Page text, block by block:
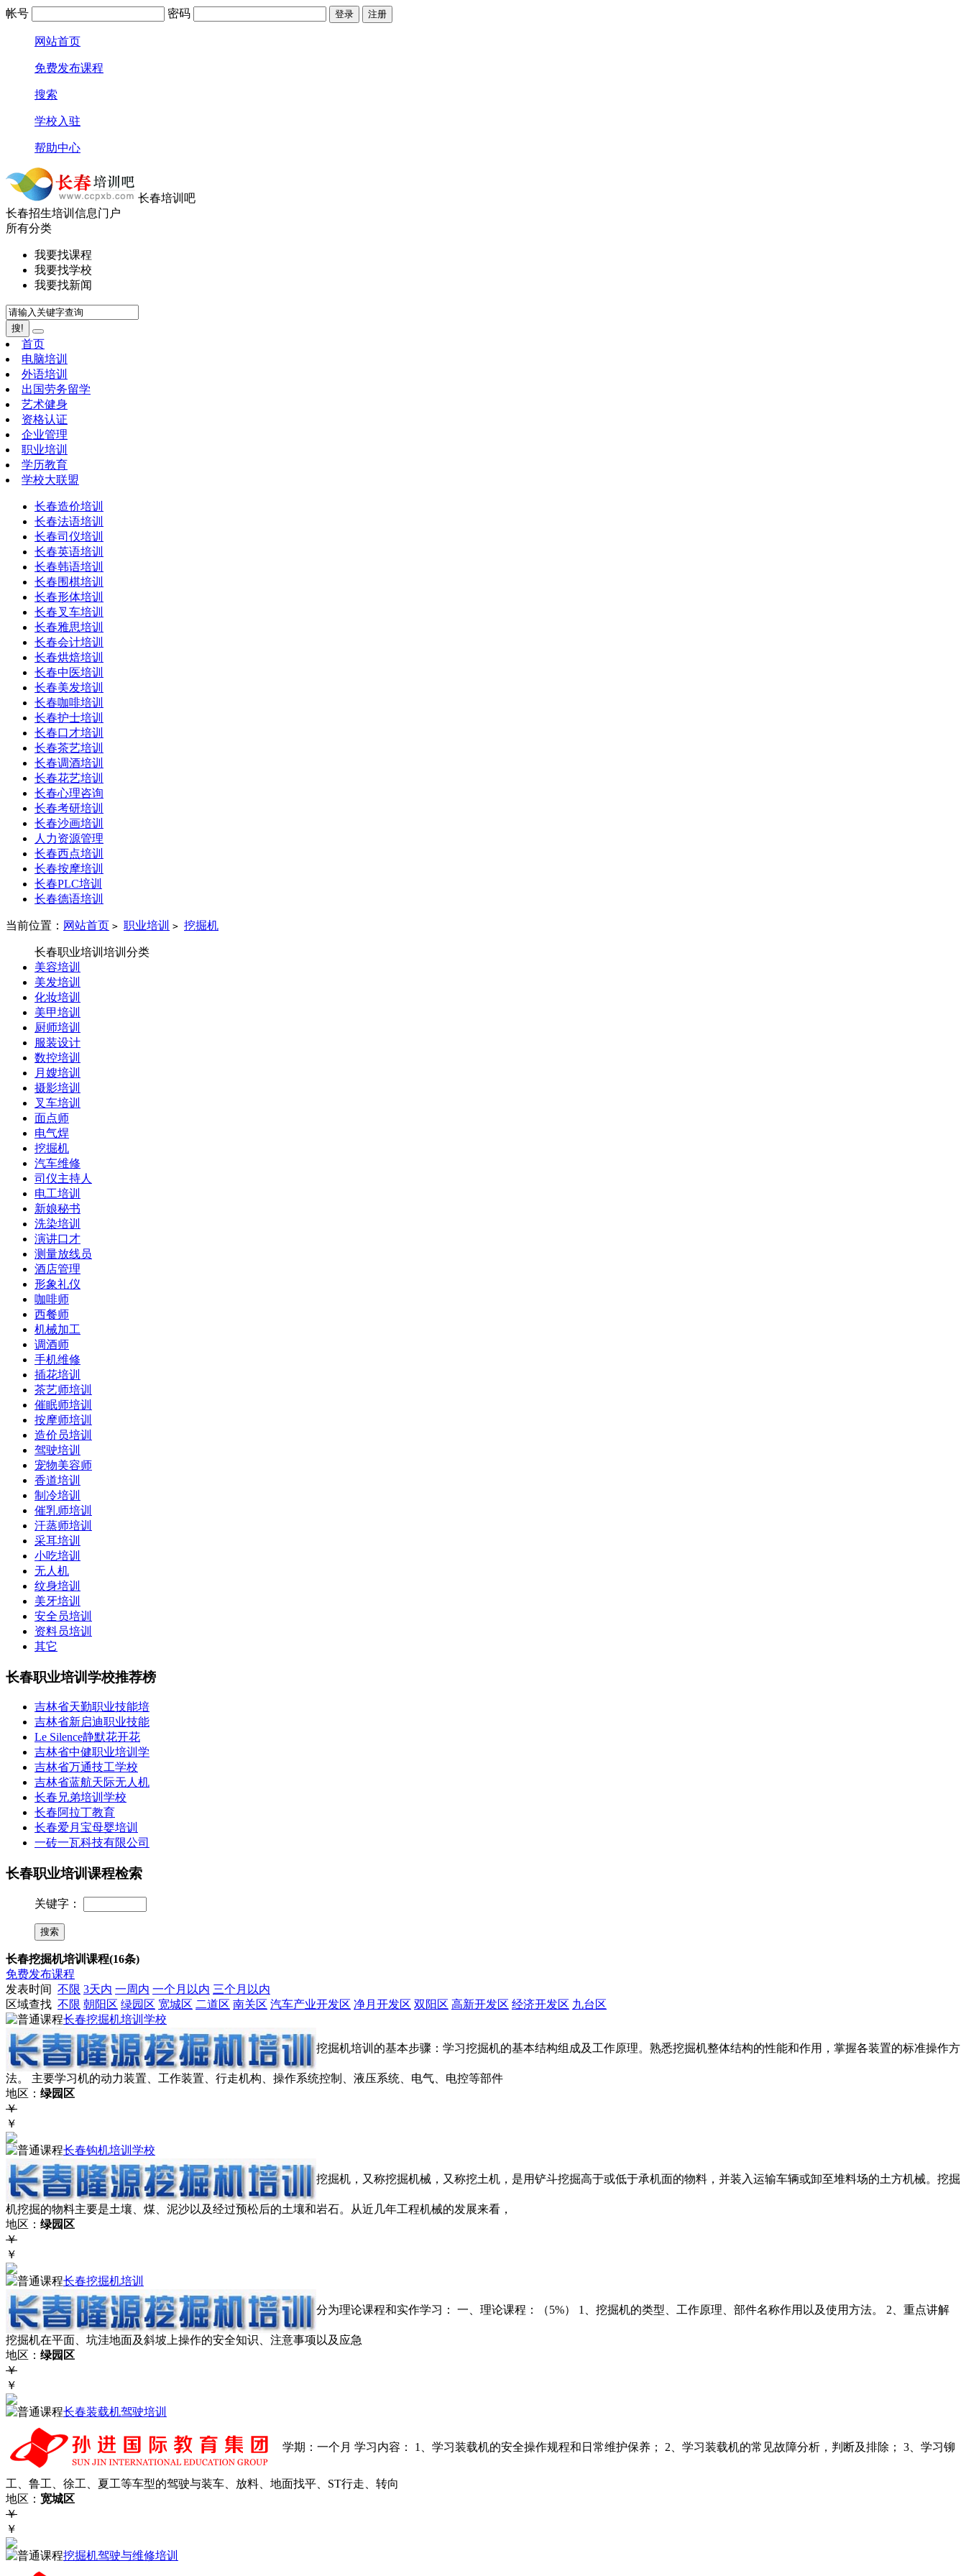
帐号 密码
网站首页
免费发布课程
搜索
学校入驻
帮助中心
长春培训吧
长春招生培训信息门户
所有分类
我要找课程
我要找学校
我要找新闻
搜!
首页
电脑培训
外语培训
出国劳务留学
艺术健身
资格认证
企业管理
职业培训
学历教育
学校大联盟
长春造价培训
长春法语培训
长春司仪培训
长春英语培训
长春韩语培训
长春围棋培训
长春形体培训
长春叉车培训
长春雅思培训
长春会计培训
长春烘焙培训
长春中医培训
长春美发培训
长春咖啡培训
长春护士培训
长春口才培训
长春茶艺培训
长春调酒培训
长春花艺培训
长春心理咨询
长春考研培训
长春沙画培训
人力资源管理
长春西点培训
长春按摩培训
长春PLC培训
长春德语培训
当前位置： 网站首页 > 职业培训 > 挖掘机
长春职业培训培训分类
美容培训
美发培训
化妆培训
美甲培训
厨师培训
服装设计
数控培训
月嫂培训
摄影培训
叉车培训
面点师
电气焊
挖掘机
汽车维修
司仪主持人
电工培训
新娘秘书
洗染培训
演讲口才
测量放线员
酒店管理
形象礼仪
咖啡师
西餐师
机械加工
调酒师
手机维修
插花培训
茶艺师培训
催眠师培训
按摩师培训
造价员培训
驾驶培训
宠物美容师
香道培训
制冷培训
催乳师培训
汗蒸师培训
采耳培训
小吃培训
无人机
纹身培训
美牙培训
安全员培训
资料员培训
其它
长春职业培训学校推荐榜
吉林省天勤职业技能培
吉林省新启迪职业技能
Le Silence静默花开花
吉林省中健职业培训学
吉林省万通技工学校
吉林省蓝航天际无人机
长春兄弟培训学校
长春阿拉丁教育
长春爱月宝母婴培训
一砖一瓦科技有限公司
长春职业培训课程检索
关键字：
长春挖掘机培训课程(16条)
免费发布课程
发表时间 不限 3天内 一周内 一个月以内 三个月以内
区域查找 不限 朝阳区 绿园区 宽城区 二道区 南关区 汽车产业开发区 净月开发区 双阳区 高新开发区 经济开发区 九台区
长春挖掘机培训学校
挖掘机培训的基本步骤：学习挖掘机的基本结构组成及工作原理。熟悉挖掘机整体结构的性能和作用，掌握各装置的标准操作方
法。 主要学习机的动力装置、工作装置、行走机构、操作系统控制、液压系统、电气、电控等部件
地区： 绿园区
￥
￥
长春钩机培训学校
挖掘机，又称挖掘机械，又称挖土机，是用铲斗挖掘高于或低于承机面的物料，并装入运输车辆或卸至堆料场的土方机械。挖掘
机挖掘的物料主要是土壤、煤、泥沙以及经过预松后的土壤和岩石。从近几年工程机械的发展来看，
地区： 绿园区
￥
￥
长春挖掘机培训
分为理论课程和实作学习： 一、理论课程：（5%） 1、挖掘机的类型、工作原理、部件名称作用以及使用方法。 2、重点讲解
挖掘机在平面、坑洼地面及斜坡上操作的安全知识、注意事项以及应急
地区： 绿园区
￥
￥
长春装载机驾驶培训
学期：一个月 学习内容： 1、学习装载机的安全操作规程和日常维护保养； 2、学习装载机的常见故障分析，判断及排除； 3、学习铆
工、鲁工、徐工、夏工等车型的驾驶与装车、放料、地面找平、ST行走、转向
地区： 宽城区
￥
￥
挖掘机驾驶与维修培训